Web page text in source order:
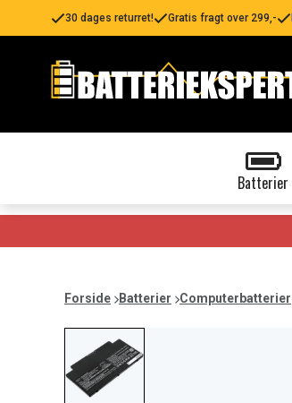
30 dages returret! Gratis fragt over 299,-
Batterier
Forside Batterier Computerbatterier